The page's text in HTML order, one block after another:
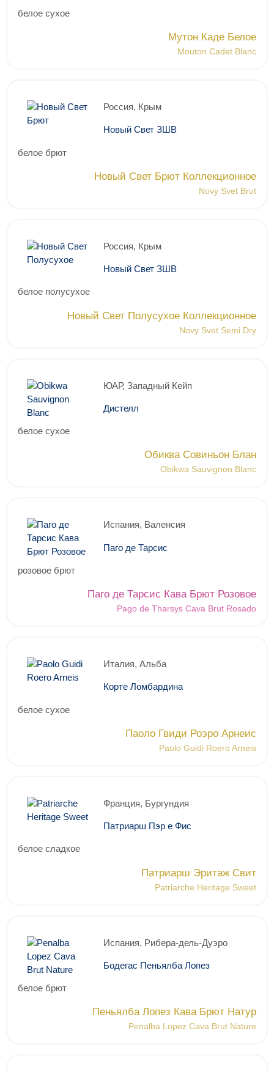
белое сухое
Мутон Каде Белое
Mouton Cadet Blanc
Россия, Крым
Новый Свет ЗШВ
белое брют
Новый Свет Брют Коллекционное
Novy Svet Brut
Россия, Крым
Новый Свет ЗШВ
белое полусухое
Новый Свет Полусухое Коллекционное
Novy Svet Semi Dry
ЮАР, Западный Кейп
Дистелл
белое сухое
Обиква Совиньон Блан
Obikwa Sauvignon Blanc
Испания, Валенсия
Паго де Тарсис
розовое брют
Паго де Тарсис Кава Брют Розовое
Pago de Tharsys Cava Brut Rosado
Италия, Альба
Корте Ломбардина
белое сухое
Паоло Гвиди Роэро Арнеис
Paolo Guidi Roero Arneis
Франция, Бургундия
Патриарш Пэр е Фис
белое сладкое
Патриарш Эритаж Свит
Patriarche Heritage Sweet
Испания, Рибера-дель-Дуэро
Бодегас Пеньялба Лопез
белое брют
Пеньялба Лопез Кава Брют Натур
Penalba Lopez Cava Brut Nature